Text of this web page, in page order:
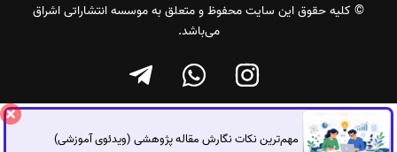
© کلیه حقوق این سایت محفوظ و متعلق به موسسه انتشاراتی اشراق
می‌باشد.
مهم‌ترین نکات نگارش مقاله پژوهشی (ویدئوی آموزشی)
گفتگوی آنلاین